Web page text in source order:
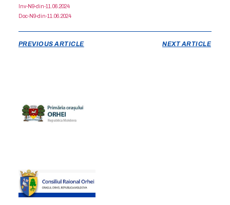
Inv-N9-din-11.06.2024
Doc-N9-din-11.06.2024
PREVIOUS ARTICLE NEXT ARTICLE